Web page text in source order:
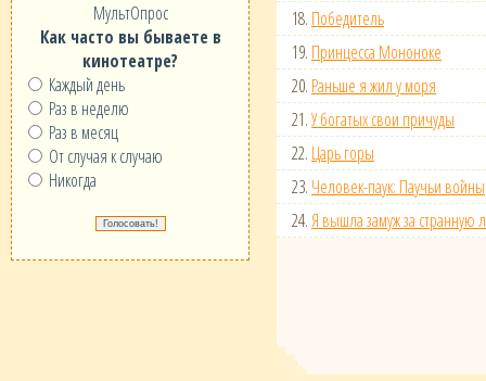
МультОпрос
Как часто вы бываете в
кинотеатре?
Каждый день
Раз в неделю
Раз в месяц
От случая к случаю
Никогда
18. Победитель
19. Принцесса Мононоке
20. Раньше я жил у моря
21.У богатых свои причуды
22. Царь горы
23. Человек-паук: Паучьи войны
24.Я вышла замуж за странную